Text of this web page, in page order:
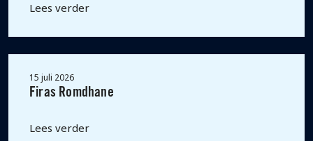
Lees verder
15 juli 2026
Firas Romdhane
Lees verder